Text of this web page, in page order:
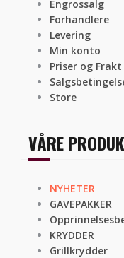
Engrossalg
Forhandlere
Levering
Min konto
Priser og Frakt
Store
VÅRE
NYHETER
GAVEPAKKER
KRYDDER
Grillkrydder